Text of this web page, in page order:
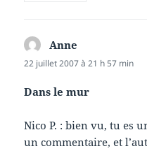
Anne
22 juillet 2007 à 21 h 57 min
Dans le mur
Nico P. : bien vu, tu es
un commentaire, et